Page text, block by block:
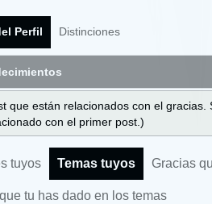
Perfil Distinciones
que están relacionados con el
con el primer post.)
tuyos Temas tuyos Gracias
tu has dado en los temas